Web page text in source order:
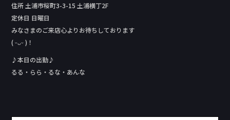
住所 土浦市桜町3-3-15 土浦横丁2F
定休日 日曜日
みなさまのご来店心よりお待ちしております
( ᵕᴗᵕ )！
♪本日の出勤♪
るる・らら・るな・あんな